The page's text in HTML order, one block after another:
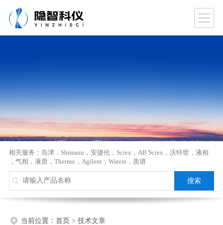
相关服务： 岛津， Shimazu ， 安捷伦， Sciex ， AB Sciex ， 沃特世， 液相
， 气相 ， 液质， Thermo ， Agilent ， Waters， 质谱
当前位置： 首页> 技术文章